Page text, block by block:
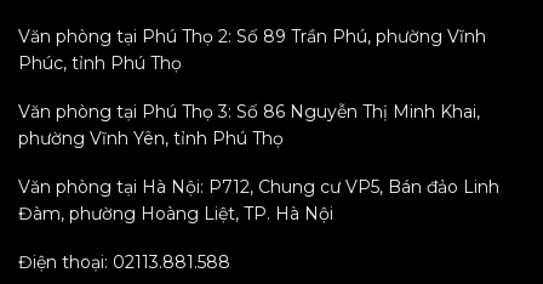
Văn phòng tại Phú Thọ 2: Số 89 Trần Phú, phường Vĩnh
Phúc, tỉnh Phú Thọ
Văn phòng tại Phú Thọ 3: Số 86 Nguyễn Thị Minh Khai,
phường Vĩnh Yên, tỉnh Phú Thọ
Văn phòng tại Hà Nội: P712, Chung cư VP5, Bán đảo Linh
Đàm, phường Hoàng Liệt, TP. Hà Nội
Điện thoại: 02113.881.588